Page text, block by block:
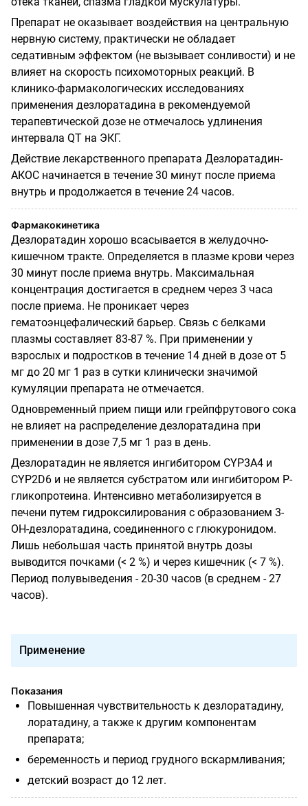
Препарат не оказывает воздействия на центральную
нервную систему, практически не обладает
седативным эффектом (не вызывает сонливости) и не
влияет на скорость психомоторных реакций. В
клинико-фармакологических исследованиях
применения дезлоратадина в рекомендуемой
терапевтической дозе не отмечалось удлинения
интервала QT на ЭКГ.
Действие лекарственного препарата Дезлоратадин-
АКОС начинается в течение 30 минут после приема
внутрь и продолжается в течение 24 часов.
Фармакокинетика
Дезлоратадин хорошо всасывается в желудочно-
кишечном тракте. Определяется в плазме крови через
30 минут после приема внутрь. Максимальная
концентрация достигается в среднем через 3 часа
после приема. Не проникает через
гематоэнцефалический барьер. Связь с белками
плазмы составляет 83-87 %. При применении у
взрослых и подростков в течение 14 дней в дозе от 5
мг до 20 мг 1 раз в сутки клинически значимой
кумуляции препарата не отмечается.
Одновременный прием пищи или грейпфрутового сока
не влияет на распределение дезлоратадина при
применении в дозе 7,5 мг 1 раз в день.
Дезлоратадин не является ингибитором CYP3A4 и
CYP2D6 и не является субстратом или ингибитором Р-
гликопротеина. Интенсивно метаболизируется в
печени путем гидроксилирования с образованием 3-
ОН-дезлоратадина, соединенного с глюкуронидом.
Лишь небольшая часть принятой внутрь дозы
выводится почками (< 2 %) и через кишечник (< 7 %).
Период полувыведения - 20-30 часов (в среднем - 27
часов).
Применение
Показания
Повышенная чувствительность к дезлоратадину,
лоратадину, а также к другим компонентам
препарата;
беременность и период грудного вскармливания;
детский возраст до 12 лет.